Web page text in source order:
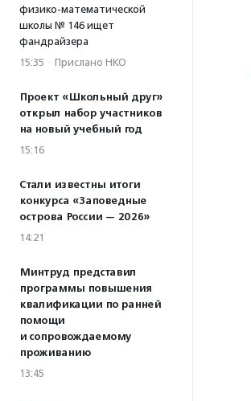
физико-математической
школы № 146 ищет
фандрайзера
15:35 · Прислано НКО
Проект «Школьный друг»
открыл набор участников
на новый учебный год
15:16
Стали известны итоги
конкурса «Заповедные
острова России — 2026»
14:21
Минтруд представил
программы повышения
квалификации по ранней
помощи
и сопровождаемому
проживанию
13:45